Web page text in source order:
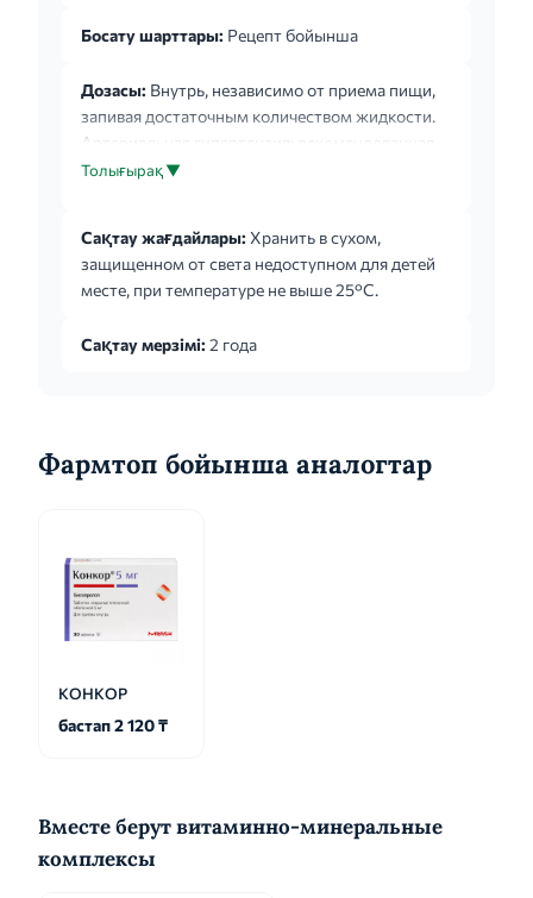
Босату шарттары: Рецепт бойынша
Дозасы: Внутрь, независимо от приема пищи,
запивая достаточным количеством жидкости.
Артериальная гипертензия: рекомендованная
начальная доза составляет 12,5мг (1 таблетка по
25мг (2 таблетки по 12,5мг или 1 таблетка по
25мг) 1 раз в сутки. При необходимости в
дальнейшем дозу можно увеличивать с
максимальной рекомендованной дозы 50мг 1
Толығырақ ▼
Сақтау жағдайлары: Хранить в сухом,
защищенном от света недоступном для детей
месте, при температуре не выше 25°C.
Сақтау мерзімі: 2 года
Фармтоп бойынша аналогтар
КОНКОР
бастап 2 120 ₸
Вместе берут витаминно-минеральные
комплексы